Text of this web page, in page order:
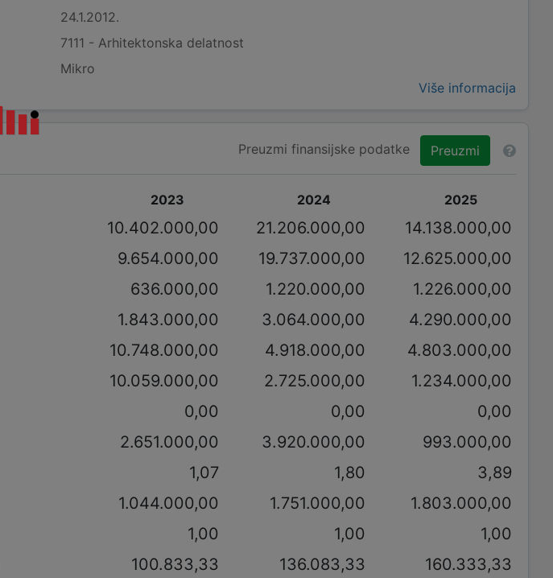
24.1.2012.
7111 - Arhitektonska delatnost
Mikro
Više informacija
Preuzmi finansijske podatke Preuzmi
2023 2024 2025
10.402.000,00 21.206.000,00
14.138.000,00
9.654.000,00 19.737.000,00
12.625.000,00
636.000,00 1.220.000,00
1.226.000,00
1.843.000,00 3.064.000,00
4.290.000,00
10.748.000,00 4.918.000,00
4.803.000,00
10.059.000,00 2.725.000,00
1.234.000,00
0,00 0,00
0,00
2.651.000,00 3.920.000,00
993.000,00
1,07 1,80
3,89
1.044.000,00 1.751.000,00
1.803.000,00
1,00 1,00
1,00
100.833,33 136.083,33 160.333,33